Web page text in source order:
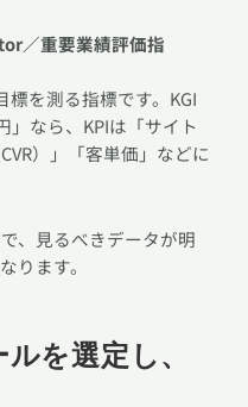
／重要業績評価指
標を測る指標です。KGI
」なら、KPIは「サイト
）」「客単価」などに
、見るべきデータが明
ります。
を選定し、